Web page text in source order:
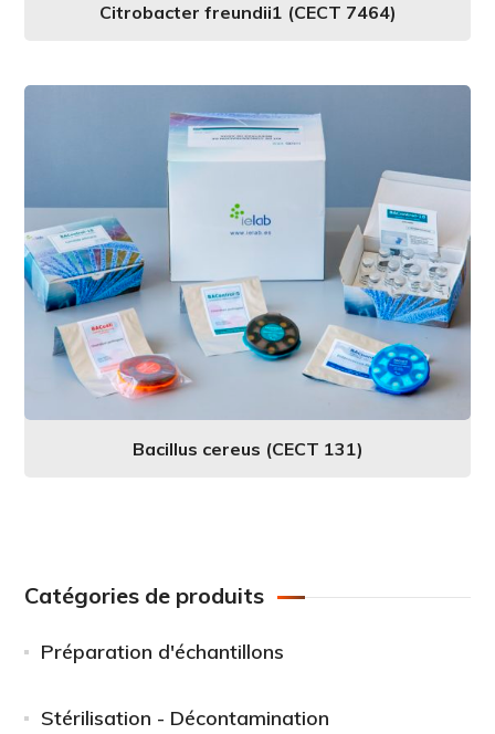
Citrobacter freundii1 (CECT 7464)
Bacillus cereus (CECT 131)
Catégories de produits
Préparation d'échantillons
Stérilisation - Décontamination